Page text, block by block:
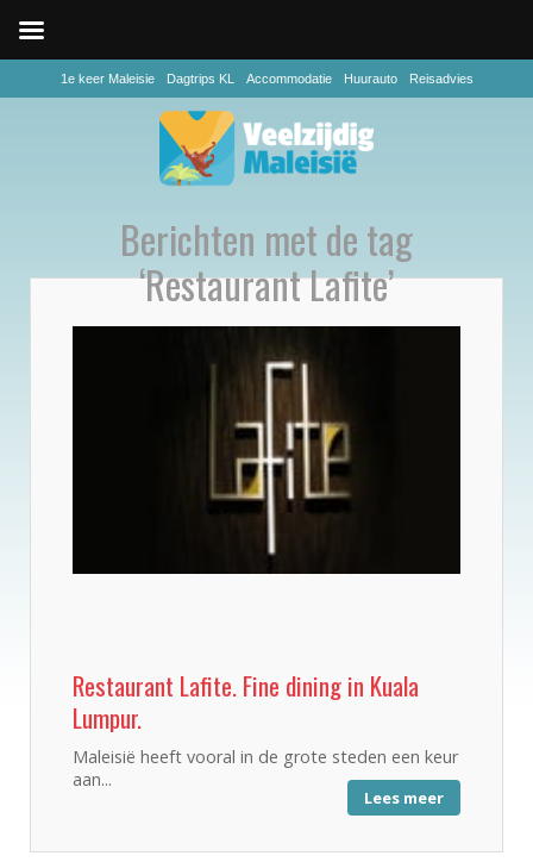
1e keer Maleisie Dagtrips KL Accommodatie Huurauto Reisadvies
Berichten met de tag
‘Restaurant Lafite’
Restaurant Lafite. Fine dining in Kuala
Lumpur.
Maleisië heeft vooral in de grote steden een keur
aan...
Lees meer